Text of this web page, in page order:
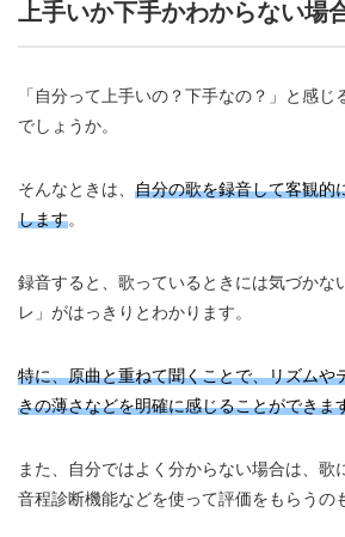
上手いか下手かわからない場
「自分って上手いの？下手なの？」と感
でしょうか。
そんなときは、 自分の歌を録音して客観的
します。
録音すると、歌っているときには気づかな
レ」がはっきりとわかります。
特に、原曲と重ねて聞くことで、リズムや
きの薄さなどを明確に感じることができま
また、自分ではよく分からない場合は、歌
音程診断機能などを使って評価をもらうの